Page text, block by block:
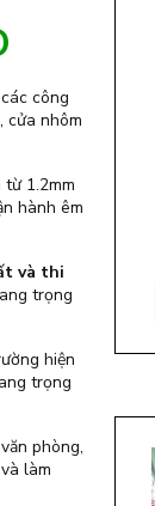
công
cửa nhôm
1.2mm
hành êm
và thi
trọng
hiện
trọng
phòng,
làm